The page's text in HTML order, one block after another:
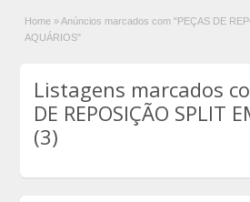
Home » Anúncios marcados com "PEÇAS DE
AQUÁRIOS"
Listagens marcados
DE REPOSIÇÃO SPLIT
(3)